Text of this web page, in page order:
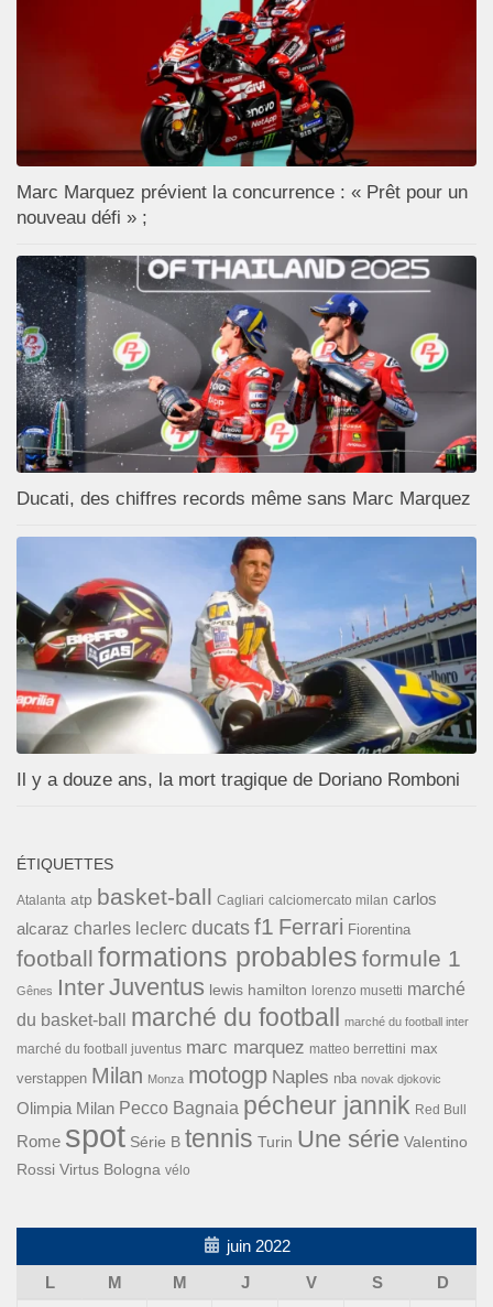
Marc Marquez prévient la concurrence : « Prêt pour un
nouveau défi » ;
Ducati, des chiffres records même sans Marc Marquez
Il y a douze ans, la mort tragique de Doriano Romboni
ÉTIQUETTES
Atalanta atp basket-ball Cagliari calciomercato milan carlos
alcaraz charles leclerc ducats f1 Ferrari Fiorentina
football formations probables formule 1
Gênes InterJuventus lewis hamilton lorenzo musetti marché
du basket-ball
marché du football marché du football inter
marché du football juventus marc marquez matteo berrettini max
verstappen Milan Monza motogp Naples nba novak djokovic
Olimpia Milan Pecco Bagnaia pécheur jannik Red Bull
Rome spot Série B tennis Turin Une série Valentino
Rossi Virtus Bologna vélo
juin 2022
L
M M J V S D